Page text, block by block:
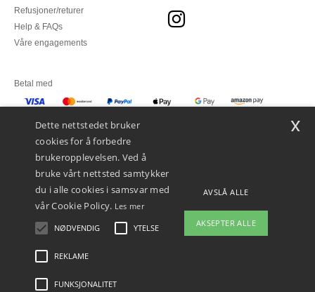
Refusjoner/returer
Help & FAQs
Våre engagements
Betal med
Juridiske merknader
Dette nettstedet bruker
cookies for å forbedre
brukeropplevelsen. Ved å
bruke vårt nettsted samtykker
du i alle cookies i samsvar med
vår Cookie Policy. Les mer
NØDVENDIG YTELSE
REKLAME
FUNKSJONALITET
AVSLÅ ALLE
AKSEPTER ALLE
x